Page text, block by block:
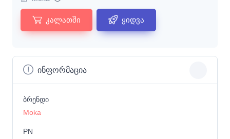
კალათში ყიდვა
ინფორმაცია
ბრენდი
Moka
PN